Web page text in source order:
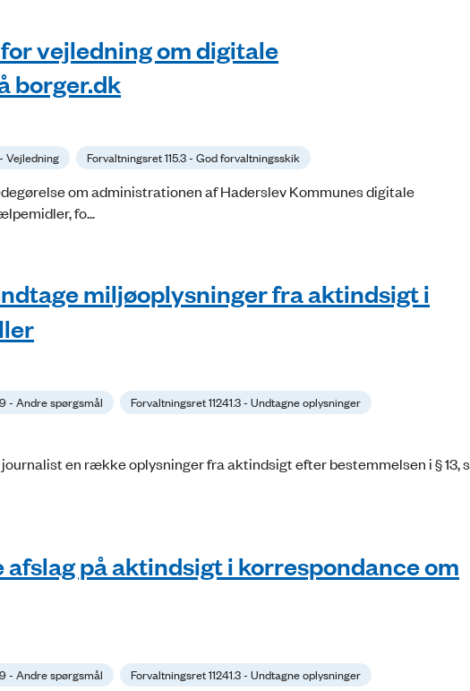
vejledning om digitale
borger.dk
Vejledning Forvaltningsret 115.3 - God forvaltningsskik
om administrationen af Haderslev Kommunes digitale
fo...
miljøoplysninger fra aktindsigt i
- Andre spørgsmål
Forvaltningsret 11241.3 - Undtagne oplysninger
en række oplysninger fra aktindsigt efter bestemmelsen i § 13,
på aktindsigt i korrespondance om
- Andre spørgsmål
Forvaltningsret 11241.3 - Undtagne oplysninger